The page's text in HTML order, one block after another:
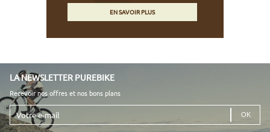
EN SAVOIR PLUS
LA NEWSLETTER PUREBIKE
Recevoir nos offres et nos bons plans
Votre
e-
mail